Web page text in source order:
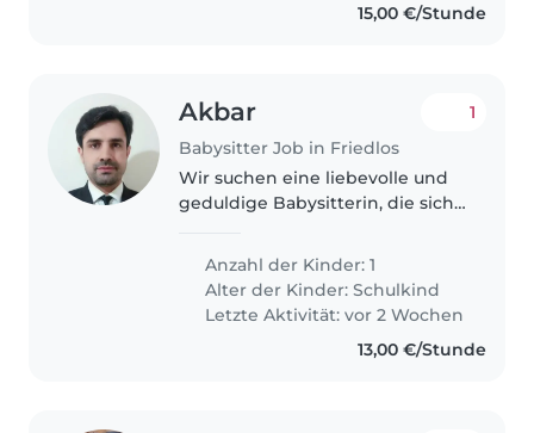
15,00 €/Stunde
Akbar
Babysitter Job in Friedlos
1
Wir suchen eine liebevolle und
geduldige Babysitterin, die sich
Grundschüler mit Leicht Autism
kümmern kann. Unser Tochter
ist voller Energie,
Anzahl der Kinder: 1
Alter der Kinder:Schulkind
Letzte Aktivität: vor 2 Wochen
13,00 €/Stunde